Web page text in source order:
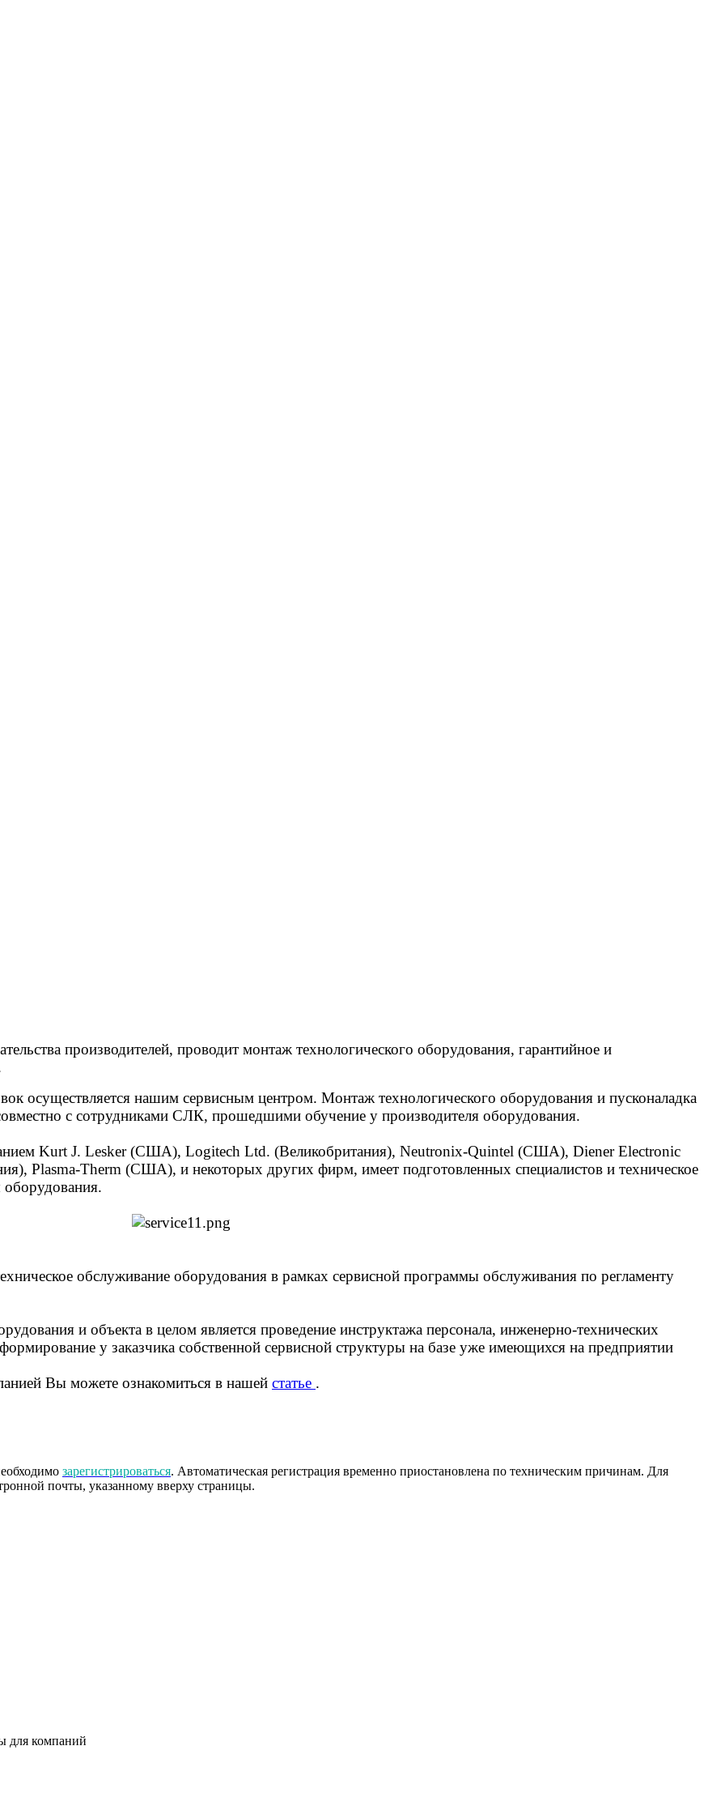
производителей, проводит монтаж технологического оборудования, гарантийное и
осуществляется нашим сервисным центром. Монтаж технологического оборудования и пусконаладка
с сотрудниками СЛК, прошедшими обучение у производителя оборудования.
Kurt J. Lesker (США), Logitech Ltd. (Великобритания), Neutronix-Quintel (США), Diener Electronic
Plasma-Therm (США), и некоторых других фирм, имеет подготовленных специалистов и техническое
обслуживание оборудования в рамках сервисной программы обслуживания по регламенту
и объекта в целом является проведение инструктажа персонала, инженерно-технических
у заказчика собственной сервисной структуры на базе уже имеющихся на предприятии
Вы можете ознакомиться в нашей статье .
зарегистрироваться. Автоматическая регистрация временно приостановлена по техническим причинам. Для
почты, указанному вверху страницы.
для компаний